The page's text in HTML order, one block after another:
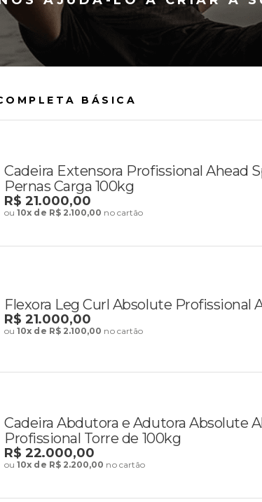
BÁSICA
Cadeira Extensora Profissional Ahead
Pernas Carga 100kg
R$ 21.000,00
ou10x de R$ 2.100,00 no cartão
Flexora Leg Curl Absolute Profissional
R$ 21.000,00
ou10x de R$ 2.100,00 no cartão
Cadeira Abdutora e Adutora Absolute
Profissional Torre de 100kg
R$ 22.000,00
ou10x de R$ 2.200,00 no cartão